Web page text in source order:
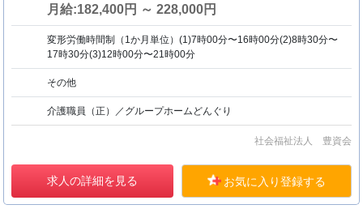
月給:182,400円 ～ 228,000円
変形労働時間制（1か月単位）(1)7時00分〜16時00分(2)8時30分〜
17時30分(3)12時00分〜21時00分
その他
介護職員（正）／グループホームどんぐり
社会福祉法人 豊資会
求人の詳細を見る お気に入り登録する